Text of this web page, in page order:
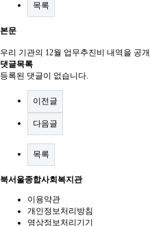
목록
본문
우리 기관의 12월 업무추진비 내역을 공
댓글목록
등록된 댓글이 없습니다.
이전글
다음글
목록
북서울종합사회복지관
이용약관
개인정보처리방침
영상정보처리기기